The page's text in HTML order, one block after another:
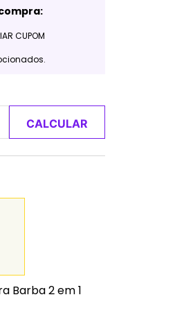
CUPOM
CALCULAR
Barba 2 em 1